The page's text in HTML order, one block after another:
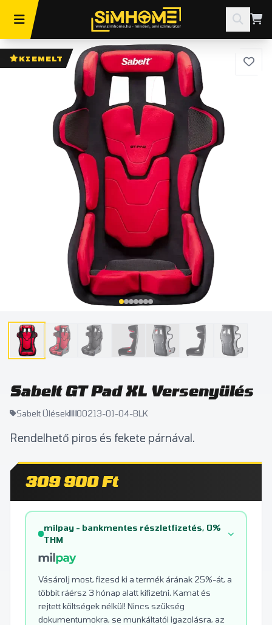
KIEMELT
Sabelt GT Pad XL Versenyülés
Sabelt Ülések 00213-01-04-BLK
Rendelhető piros és fekete párnával.
309 900 Ft
milpay - bankmentes részletfizetés, 0%
THM
Vásárolj most, fizesd ki a termék árának 25%-át, a
többit ráérsz 3 hónap alatt kifizetni. Kamat és
rejtett költségek nélkül! Nincs szükség
dokumentumokra, se munkáltatói igazolásra, az